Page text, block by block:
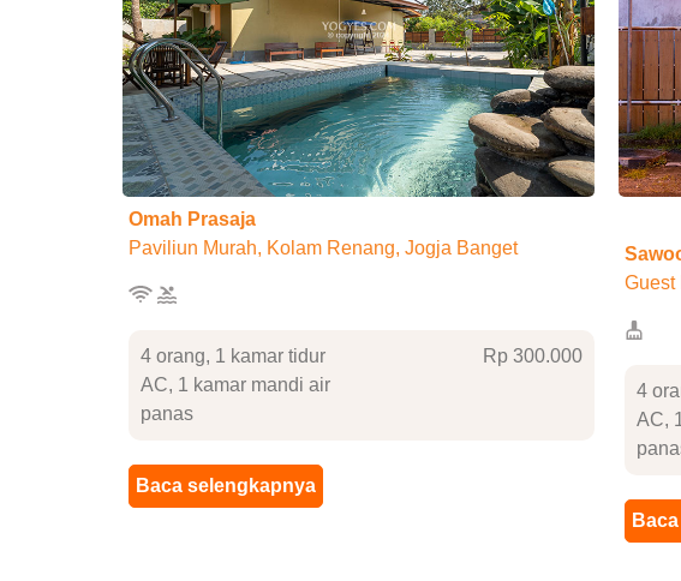
Omah Prasaja
Paviliun Murah, Kolam Renang, Jogja Banget
4 orang, 1 kamar tidur
AC, 1 kamar mandi air
panas
Rp 300.000
Baca selengkapnya
Guest
4
AC,